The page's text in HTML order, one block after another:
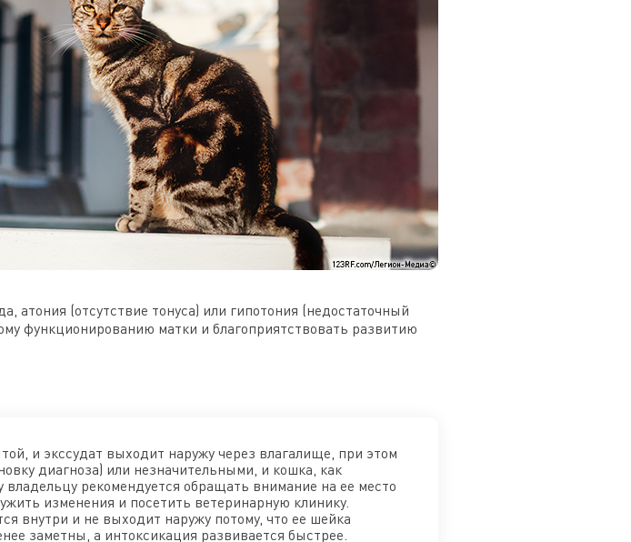
атония (отсутствие тонуса) или гипотония (недостаточный
функционированию матки и благоприятствовать развитию
и экссудат выходит наружу через влагалище, при этом
диагноза) или незначительными, и кошка, как
рекомендуется обращать внимание на ее место
изменения и посетить ветеринарную клинику.
внутри и не выходит наружу потому, что ее шейка
заметны, а интоксикация развивается быстрее.